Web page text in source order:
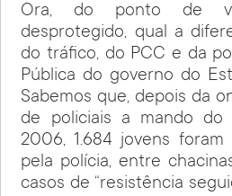
Ora, do ponto de
desprotegido, qual a
do tráfico, do PCC e da
Pública do governo do
Sabemos que, depois da
de policiais a mando do
2006, 1.684 jovens
pela polícia, entre
casos de “resistência